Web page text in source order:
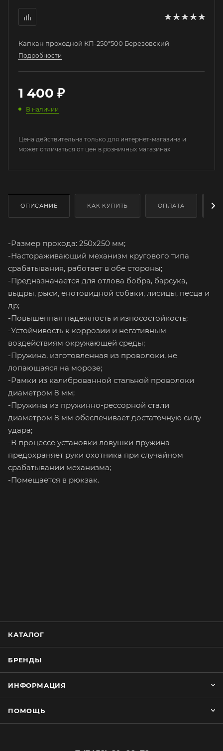
Капкан проходной КП-250*500 Березовский
Подробности
1 400 ₽
В наличии
Цена действительна только для интернет-магазина и
может отличаться от цен в розничных магазинах
ОПИСАНИЕ КАК КУПИТЬ ОПЛАТА
-Размер прохода: 250х250 мм;
-Настораживающий механизм кругового типа
срабатывания, работает в обе стороны;
-Предназначается для отлова бобра, барсука,
выдры, рыси, енотовидной собаки, лисицы, песца и
др;
-Повышенная надежность и износостойкость;
-Устойчивость к коррозии и негативным
воздействиям окружающей среды;
-Пружина, изготовленная из проволоки, не
лопающаяся на морозе;
-Рамки из калиброванной стальной проволоки
диаметром 8 мм;
-Пружины из пружинно-рессорной стали
диаметром 8 мм обеспечивает достаточную силу
удара;
-В процессе установки ловушки пружина
предохраняет руки охотника при случайном
срабатывании механизма;
-Помещается в рюкзак.
КАТАЛОГ
БРЕНДЫ
ИНФОРМАЦИЯ
ПОМОЩЬ